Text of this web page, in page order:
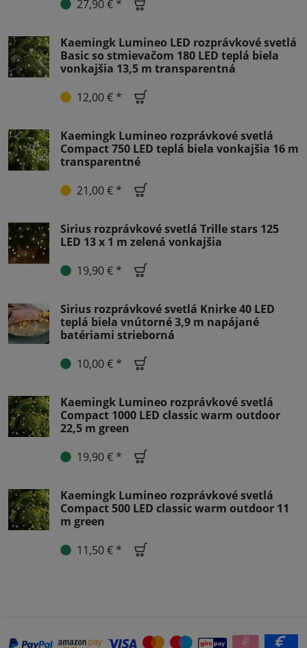
27,90 € *
Kaemingk Lumineo LED rozprávkové svetlá
Basic so stmievačom 180 LED teplá biela
vonkajšia 13,5 m transparentná
12,00 € *
Kaemingk Lumineo rozprávkové svetlá
Compact 750 LED teplá biela vonkajšia 16 m
transparentné
21,00 € *
Sirius rozprávkové svetlá Trille stars 125
LED 13 x 1 m zelená vonkajšia
19,90 € *
Sirius rozprávkové svetlá Knirke 40 LED
teplá biela vnútorné 3,9 m napájané
batériami strieborná
10,00 € *
Kaemingk Lumineo rozprávkové svetlá
Compact 1000 LED classic warm outdoor
22,5 m green
19,90 € *
Kaemingk Lumineo rozprávkové svetlá
Compact 500 LED classic warm outdoor 11
m green
11,50 € *